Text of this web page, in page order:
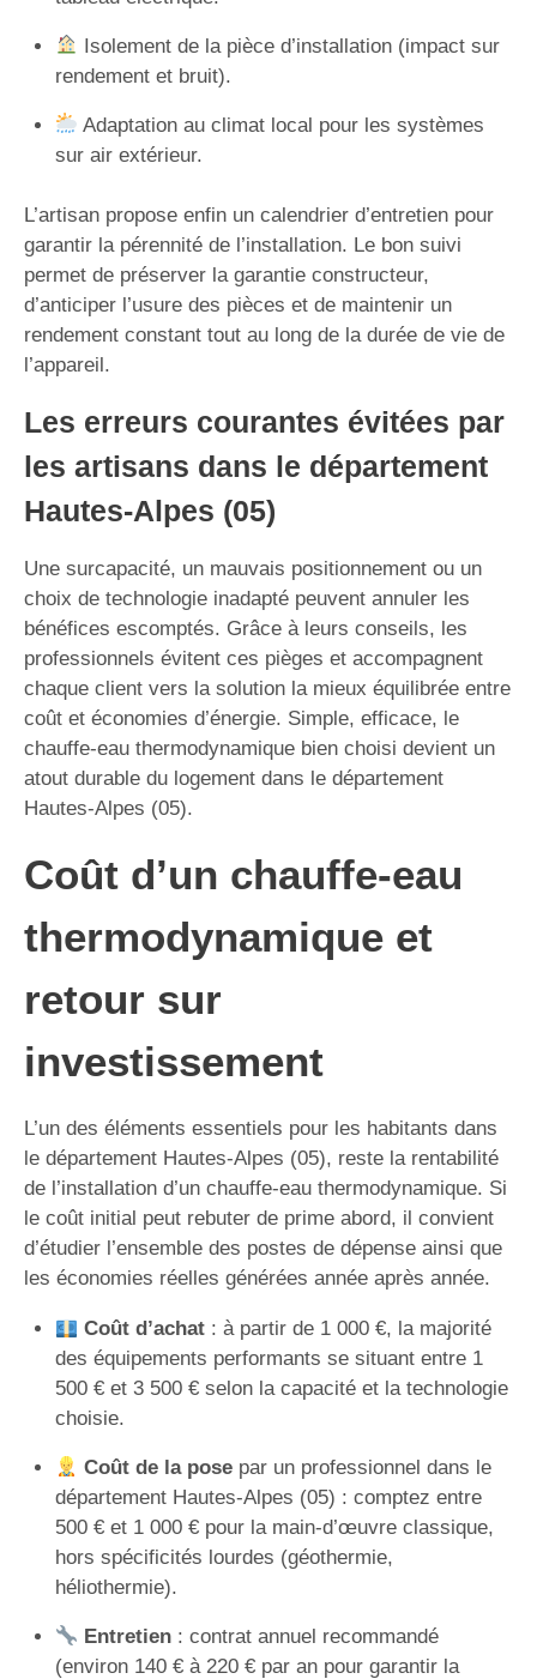
Isolement de la pièce d’installation (impact sur
rendement et bruit).
Adaptation au climat local pour les systèmes
sur air extérieur.
L’artisan propose enfin un calendrier d’entretien pour
garantir la pérennité de l’installation. Le bon suivi
permet de préserver la garantie constructeur,
d’anticiper l’usure des pièces et de maintenir un
rendement constant tout au long de la durée de vie de
l’appareil.
Les erreurs courantes évitées par
les artisans dans le département
Hautes-Alpes (05)
Une surcapacité, un mauvais positionnement ou un
choix de technologie inadapté peuvent annuler les
bénéfices escomptés. Grâce à leurs conseils, les
professionnels évitent ces pièges et accompagnent
chaque client vers la solution la mieux équilibrée entre
coût et économies d’énergie. Simple, efficace, le
chauffe-eau thermodynamique bien choisi devient un
atout durable du logement dans le département
Hautes-Alpes (05).
Coût d’un chauffe-eau
thermodynamique et
retour sur
investissement
L’un des éléments essentiels pour les habitants dans
le département Hautes-Alpes (05), reste la rentabilité
de l’installation d’un chauffe-eau thermodynamique. Si
le coût initial peut rebuter de prime abord, il convient
d’étudier l’ensemble des postes de dépense ainsi que
les économies réelles générées année après année.
Coût d’achat: à partir de 1 000 €, la majorité
des équipements performants se situant entre 1
500 € et 3 500 € selon la capacité et la technologie
choisie.
Coût de la posepar un professionnel dans le
département Hautes-Alpes (05) : comptez entre
500 € et 1 000 € pour la main-d’œuvre classique,
hors spécificités lourdes (géothermie,
héliothermie).
Entretien: contrat annuel recommandé
(environ 140 € à 220 € par an pour garantir la